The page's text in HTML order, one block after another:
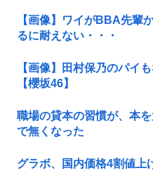
【画像】ワイがBBA先輩
るに耐えない・・・
【画像】田村保乃のパイ
【櫻坂46】
職場の貸本の習慣が、本
で無くなった
グラボ、国内価格4割値上